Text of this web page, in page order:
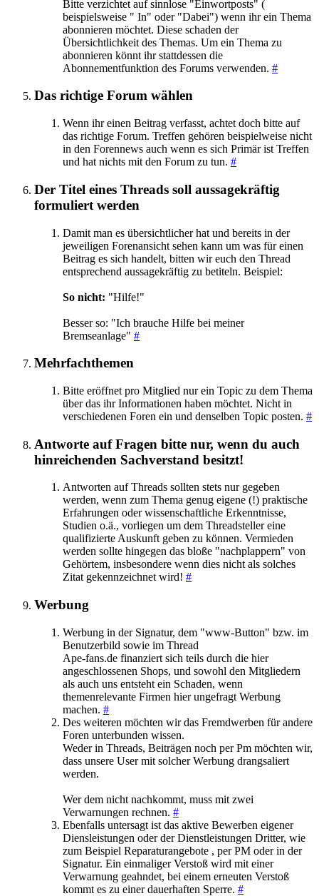
Bitte verzichtet auf sinnlose "Einwortposts" (
beispielsweise " In" oder "Dabei") wenn ihr ein Thema
abonnieren möchtet. Diese schaden der
Übersichtlichkeit des Themas. Um ein Thema zu
abonnieren könnt ihr stattdessen die
Abonnementfunktion des Forums verwenden. #
Das richtige Forum wählen
Wenn ihr einen Beitrag verfasst, achtet doch bitte auf
das richtige Forum. Treffen gehören beispielweise nicht
in den Forennews auch wenn es sich Primär ist Treffen
und hat nichts mit den Forum zu tun. #
Der Titel eines Threads soll aussagekräftig
formuliert werden
Damit man es übersichtlicher hat und bereits in der
jeweiligen Forenansicht sehen kann um was für einen
Beitrag es sich handelt, bitten wir euch den Thread
entsprechend aussagekräftig zu betiteln. Beispiel:
So nicht: "Hilfe!"
Besser so: "Ich brauche Hilfe bei meiner
Bremseanlage" #
Mehrfachthemen
Bitte eröffnet pro Mitglied nur ein Topic zu dem Thema
über das ihr Informationen haben möchtet. Nicht in
verschiedenen Foren ein und denselben Topic posten. #
Antworte auf Fragen bitte nur, wenn du auch
hinreichenden Sachverstand besitzt!
Antworten auf Threads sollten stets nur gegeben
werden, wenn zum Thema genug eigene (!) praktische
Erfahrungen oder wissenschaftliche Erkenntnisse,
Studien o.ä., vorliegen um dem Threadsteller eine
qualifizierte Auskunft geben zu können. Vermieden
werden sollte hingegen das bloße "nachplappern" von
Gehörtem, insbesondere wenn dies nicht als solches
Zitat gekennzeichnet wird! #
Werbung
Werbung in der Signatur, dem "www-Button" bzw. im
Benutzerbild sowie im Thread
Ape-fans.de finanziert sich teils durch die hier
angeschlossenen Shops, und sowohl den Mitgliedern
als auch uns entsteht ein Schaden, wenn
themenrelevante Firmen hier ungefragt Werbung
machen. #
Des weiteren möchten wir das Fremdwerben für andere
Foren unterbunden wissen.
Weder in Threads, Beiträgen noch per Pm möchten wir,
dass unsere User mit solcher Werbung drangsaliert
werden.
Wer dem nicht nachkommt, muss mit zwei
Verwarnungen rechnen. #
Ebenfalls untersagt ist das aktive Bewerben eigener
Diensleistungen oder der Dienstleistungen Dritter, wie
zum Beispiel Reparaturangebote , per PM oder in der
Signatur. Ein einmaliger Verstoß wird mit einer
Verwarnung geahndet, bei einem erneuten Verstoß
kommt es zu einer dauerhaften Sperre. #